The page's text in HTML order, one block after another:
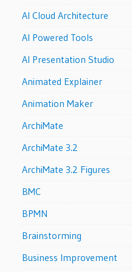
AI Cloud Architecture
AI Powered Tools
AI Presentation Studio
Animated Explainer
Animation Maker
ArchiMate
ArchiMate 3.2
ArchiMate 3.2 Figures
BMC
BPMN
Brainstorming
Business Improvement